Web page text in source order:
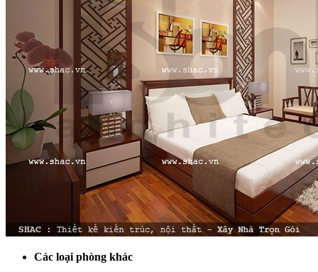
Các loại phòng khác